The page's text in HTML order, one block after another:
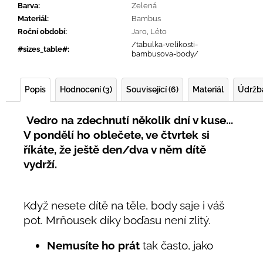
Barva:
Zelená
Materiál:
Bambus
Roční období: Jaro Léto
#sizes_table#:
/tabulka-velikosti-
bambusova-body/
Popis Hodnocení (3) Související (6) Materiál
Vedro na zdechnutí několik dní v kuse...
V pondělí ho oblečete, ve čtvrtek si
říkáte, že ještě den/dva v něm dítě
vydrží.
Když nesete dítě na těle, body saje i váš
pot. Mrňousek díky boďasu není zlitý.
Nemusíte ho prát tak často, jako